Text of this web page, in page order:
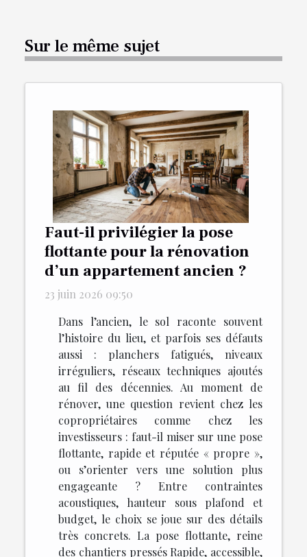
Sur le même sujet
Faut-il privilégier la pose
flottante pour la rénovation
d’un appartement ancien ?
23 juin 2026 09:50
Dans l’ancien, le sol raconte souvent
l’histoire du lieu, et parfois ses défauts
aussi : planchers fatigués, niveaux
irréguliers, réseaux techniques ajoutés
au fil des décennies. Au moment de
rénover, une question revient chez les
copropriétaires comme chez les
investisseurs : faut-il miser sur une pose
flottante, rapide et réputée « propre »,
ou s’orienter vers une solution plus
engageante ? Entre contraintes
acoustiques, hauteur sous plafond et
budget, le choix se joue sur des détails
très concrets. La pose flottante, reine
des chantiers pressés Rapide, accessible,